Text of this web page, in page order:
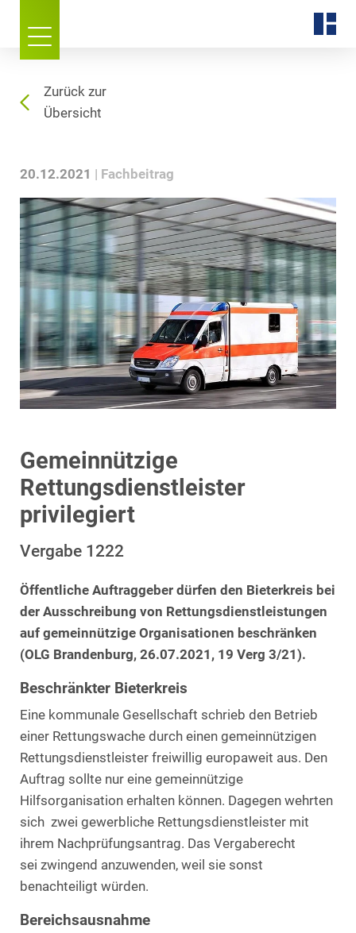
Zurück zur
Übersicht
20.12.2021 Fachbeitrag
Gemeinnützige
Rettungsdienstleister
privilegiert
Vergabe 1222
Öffentliche Auftraggeber dürfen den Bieterkreis bei
der Ausschreibung von Rettungsdienstleistungen
auf gemeinnützige Organisationen beschränken
(OLG Brandenburg, 26.07.2021, 19 Verg 3/21).
Beschränkter Bieterkreis
Eine kommunale Gesellschaft schrieb den Betrieb
einer Rettungswache durch einen gemeinnützigen
Rettungsdienstleister freiwillig europaweit aus. Den
Auftrag sollte nur eine gemeinnützige
Hilfsorganisation erhalten können. Dagegen wehrten
sich zwei gewerbliche Rettungsdienstleister mit
ihrem Nachprüfungsantrag. Das Vergaberecht
sei zwingend anzuwenden, weil sie sonst
benachteiligt würden.
Bereichsausnahme